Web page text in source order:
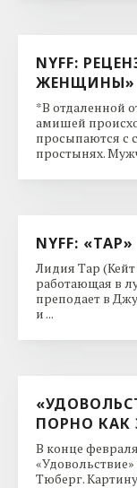
NYFF:
ЖЕНЩИНЫ»
*В отдаленной
амишей
просыпаются с
простынях.
NYFF: «ТАР»
Лидия Тар
работающая в
преподает в
и ...
ПОРНО КАК
В конце
Тюберг.